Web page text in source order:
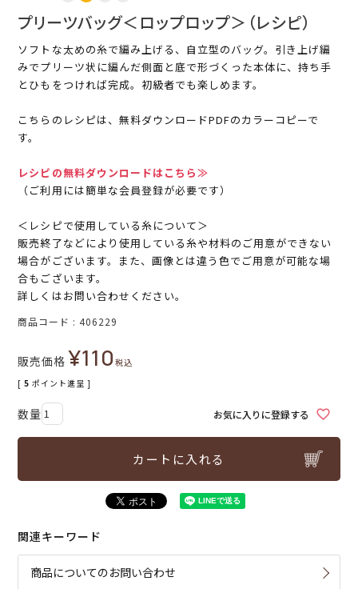
プリーツバッグ＜ロップロップ＞（レシピ）
ソフトな太めの糸で編み上げる、自立型のバッグ。引き上げ編
みでプリーツ状に編んだ側面と底で形づくった本体に、持ち手
とひもをつければ完成。初級者でも楽しめます。
こちらのレシピは、無料ダウンロードPDFのカラーコピーで
す。
レシピの無料ダウンロードはこちら≫
（ご利用には簡単な会員登録が必要です）
＜レシピで使用している糸について＞
販売終了などにより使用している糸や材料のご用意ができない
場合がございます。また、画像とは違う色でご用意が可能な場
合もございます。
詳しくはお問い合わせください。
商品コード 406229
販売価格 ¥110税込
[ 5 ポイント進呈 ]
お気に入りに登録する
カートに入れる
関連キーワード
商品についてのお問い合わせ